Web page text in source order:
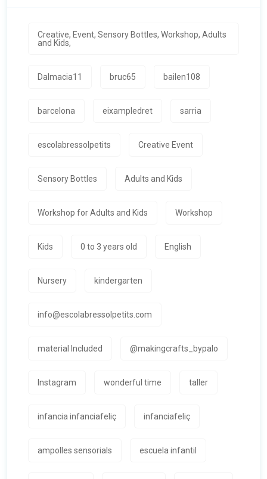
Creative, Event, Sensory Bottles, Workshop, Adults
and Kids,
Dalmacia11 bruc65 bailen108
barcelona eixampledret sarria
escolabressolpetits Creative Event
Sensory Bottles Adults and Kids
Workshop for Adults and Kids Workshop
Kids 0 to 3 years old English
Nursery kindergarten
info@escolabressolpetits.com
material Included @makingcrafts_bypalo
Instagram wonderful time taller
infancia infanciafeliç infanciafeliç
ampolles sensorials escuela infantil